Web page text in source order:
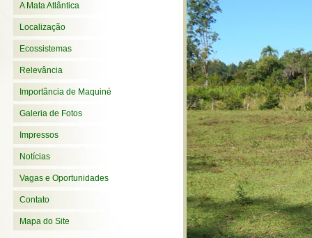
A Mata Atlântica
Localização
Ecossistemas
Relevância
Importância de Maquiné
Galeria de Fotos
Impressos
Notícias
Vagas e Oportunidades
Contato
Mapa do Site